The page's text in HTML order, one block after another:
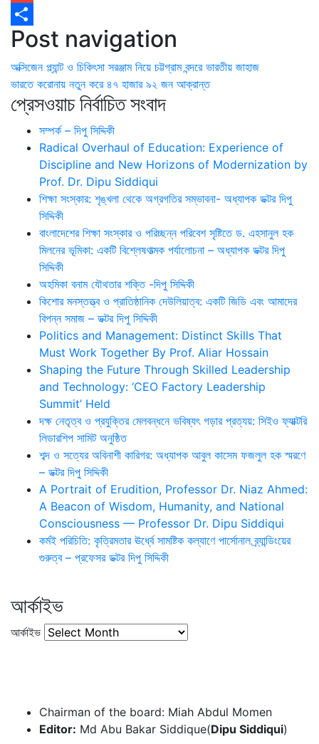
Gmail
Share
Post navigation
অক্সিজেন প্ল্যান্ট ও চিকিৎসা সরঞ্জাম নিয়ে চট্টগ্রাম বন্দরে ভারতীয় জাহাজ
ভারতে করোনায় নতুন করে ৪৭ হাজার ৯২ জন আক্রান্ত
প্রেসওয়াচ নির্বাচিত সংবাদ
সম্পর্ক – দিপু সিদ্দিকী
Radical Overhaul of Education: Experience of
Discipline and New Horizons of Modernization by
Prof. Dr. Dipu Siddiqui
শিক্ষা সংস্কার: শৃঙ্খলা থেকে অগ্রগতির সম্ভাবনা- অধ্যাপক ডক্টর দিপু
সিদ্দিকী
বাংলাদেশের শিক্ষা সংস্কার ও পরিচ্ছন্ন পরিবেশ সৃষ্টিতে ড. এহসানুল হক
মিলনের ভূমিকা: একটি বিশ্লেষণাত্মক পর্যালোচনা – অধ্যাপক ডক্টর দিপু
সিদ্দিকী
অহমিকা বনাম যৌথতার শক্তি -দিপু সিদ্দিকী
কিশোর মনস্তত্ত্ব ও প্রাতিষ্ঠানিক দেউলিয়াত্ব: একটি জিডি এবং আমাদের
বিপন্ন সমাজ – ডক্টর দিপু সিদ্দিকী
Politics and Management: Distinct Skills That
Must Work Together By Prof. Aliar Hossain
Shaping the Future Through Skilled Leadership
and Technology: ‘CEO Factory Leadership
Summit’ Held
দক্ষ নেতৃত্ব ও প্রযুক্তির মেলবন্ধনে ভবিষ্যৎ গড়ার প্রত্যয়: সিইও ফ্যাক্টরি
লিডারশিপ সামিট অনুষ্ঠিত
শব্দ ও সত্যের অবিনাশী কারিগর: অধ্যাপক আবুল কাসেম ফজলুল হক স্মরণে
– ডক্টর দিপু সিদ্দিকী
A Portrait of Erudition, Professor Dr. Niaz Ahmed:
A Beacon of Wisdom, Humanity, and National
Consciousness — Professor Dr. Dipu Siddiqui
কর্মই পরিচিতি: কৃত্রিমতার ঊর্ধ্বে সামষ্টিক কল্যাণে পার্সোনাল ব্র্যান্ডিংয়ের
গুরুত্ব – প্রফেসর ডক্টর দিপু সিদ্দিকী
আর্কাইভ
আর্কাইভ
Chairman of the board: Miah Abdul Momen
Editor: Md Abu Bakar Siddique(Dipu Siddiqui)